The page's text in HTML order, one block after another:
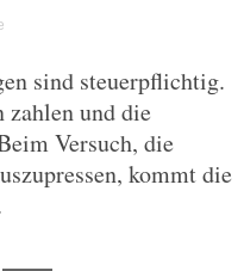
sind steuerpflichtig.
zahlen und die
Versuch, die
kommt die